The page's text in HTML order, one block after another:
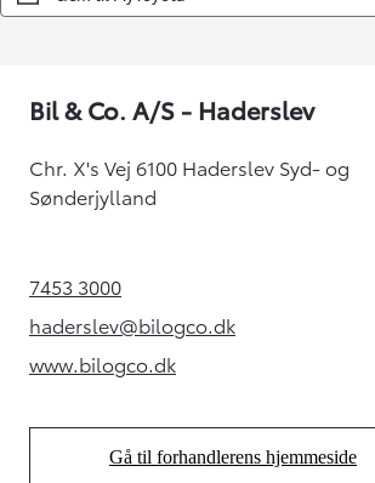
Bil & Co. A/S - Haderslev
Chr. X's Vej 6100 Haderslev Syd- og
Sønderjylland
7453 3000(Opens in new tab)
haderslev@bilogco.dk
(Opens in new tab)
www.bilogco.dk(Opens in new tab)
Gå til forhandlerens hjemmeside
(Opens in new tab)